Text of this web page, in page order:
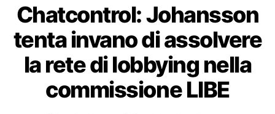
Chatcontrol: Johansson
tenta invano di assolvere
la rete di lobbying nella
commissione LIBE